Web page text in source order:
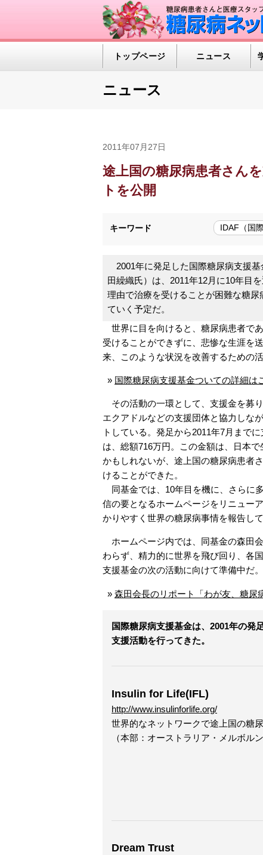
トップページ ニュース
ニュース
2011年07月27日
途上国の糖尿病患者さん
トを公開
キーワード IDAF（国
2001年に発足した国際糖尿病支援基
田繰織氏）は、2011年12月に10年目
理由で治療を受けることが困難な糖
ていく予定だ。
世界に目を向けると、糖尿病患者で
受けることができずに、悲惨な生涯を
来、このような状況を改善するための
» 国際糖尿病支援基金ついての詳細は
その活動の一環として、支援金を募
エクアドルなどの支援団体と協力しな
トしている。発足から2011年7月まで
は、総額716万円。この金額は、日本
かもしれないが、途上国の糖尿病患者
けることができた。
同基金では、10年目を機に、さらに
信の要となるホームページをリニュー
かりやすく世界の糖尿病事情を報告して
ホームページ内では、同基金の森田
わらず、精力的に世界を飛び回り、各
支援基金の次の活動に向けて準備中だ。
» 森田会長のリポート「わが友、糖尿
国際糖尿病支援基金は、2001年の発
支援活動を行ってきた。
Insulin for Life(IFL)
http://www.insulinforlife.org/
世界的なネットワークで途上国の糖
（本部：オーストラリア・メルボル
Dream Trust